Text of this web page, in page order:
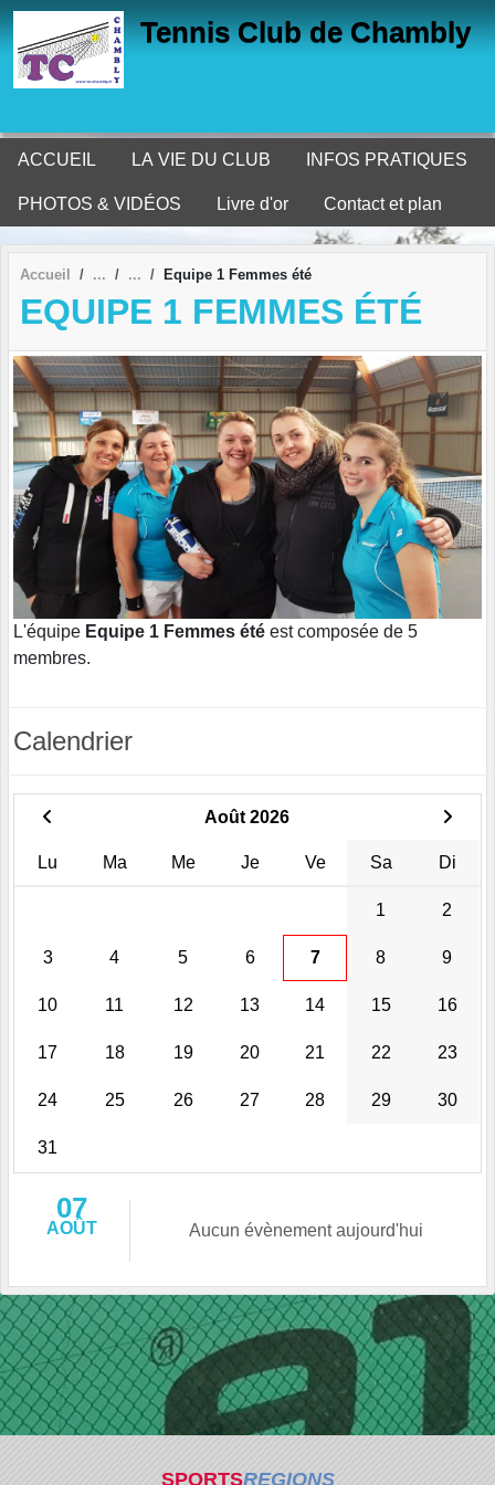
Tennis Club de Chambly
ACCUEIL LA VIE DU CLUB INFOS PRATIQUES
PHOTOS & VIDÉOS Livre d'or Contact et plan
Accueil Equipe 1 Femmes été
EQUIPE 1 FEMMES ÉTÉ
L'équipe Equipe 1 Femmes été est composée de 5
membres.
Calendrier
Août 2026
Lu Ma Me Je Ve Sa Di
1 2
3 4 5 6 7 8 9
10 11 12 13 14 15 16
17 18 19 20 21 22 23
24 25 26 27 28 29 30
31
07
AOÛT Aucun évènement aujourd'hui
SPORTSREGIONS
Panneau de gestion des cookies